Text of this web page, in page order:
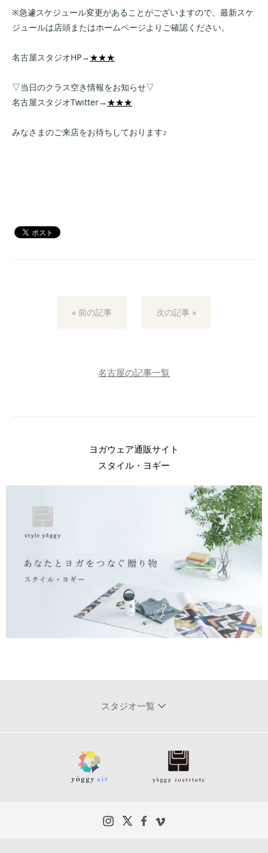
※急遽スケジュール変更があることがございますので、最新スケ
ジュールは店頭またはホームページよりご確認ください。
名古屋スタジオHP→ ★★★
▽当日のクラス空き情報をお知らせ▽
名古屋スタジオTwitter→ ★★★
みなさまのご来店をお待ちしております♪
« 前の記事 次の記事 »
名古屋の記事一覧
ヨガウェア通販サイト
スタイル・ヨギー
スタジオ一覧